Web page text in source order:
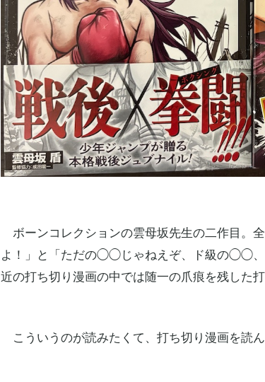
ボーンコレクションの雲母坂先生の二作目。
よ！」と「ただの◯◯じゃねえぞ、ド級の◯◯
近の打ち切り漫画の中では随一の爪痕を残した打
こういうのが読みたくて、打ち切り漫画を読ん